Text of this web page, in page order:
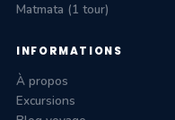
Matmata (1 tour)
INFORMATIONS
À propos
Excursions